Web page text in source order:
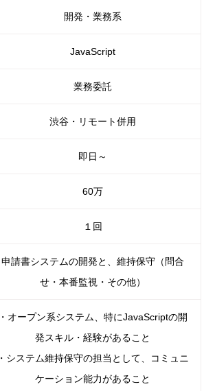
開発・業務系
JavaScript
業務委託
渋谷・リモート併用
即日～
60万
１回
申請書システムの開発と、維持保守（問合
せ・本番監視・その他）
・オープン系システム、特にJavaScriptの開
発スキル・ 経験があること
・システム維持保守の担当として、コミュニ
ケーション能力があること